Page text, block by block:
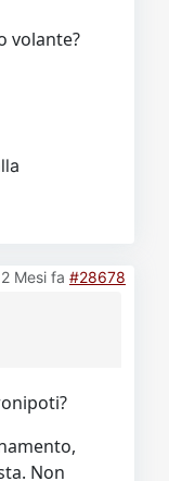
volante?
Mesi fa #28678
Non